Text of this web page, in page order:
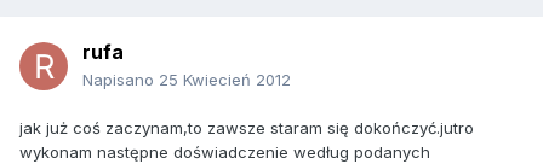
rufa
Napisano 25 Kwiecień 2012
jak już coś zaczynam,to zawsze staram się dokończyć.jutro
wykonam następne doświadczenie według podanych